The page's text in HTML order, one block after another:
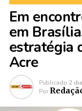
Em
em
estratégia
Acre
Publicado 2
Por